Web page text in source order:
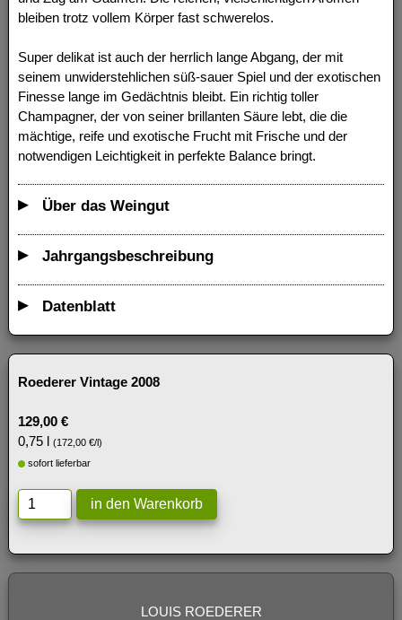
bleiben trotz vollem Körper fast schwerelos.
Super delikat ist auch der herrlich lange Abgang, der mit
seinem unwiderstehlichen süß-sauer Spiel und der exotischen
Finesse lange im Gedächtnis bleibt. Ein richtig toller
Champagner, der von seiner brillanten Säure lebt, die die
mächtige, reife und exotische Frucht mit Frische und der
notwendigen Leichtigkeit in perfekte Balance bringt.
Über das Weingut
Jahrgangsbeschreibung
Datenblatt
Roederer Vintage 2008
129,00 €
0,75 l(172,00 €/l)
sofort lieferbar
LOUIS ROEDERER